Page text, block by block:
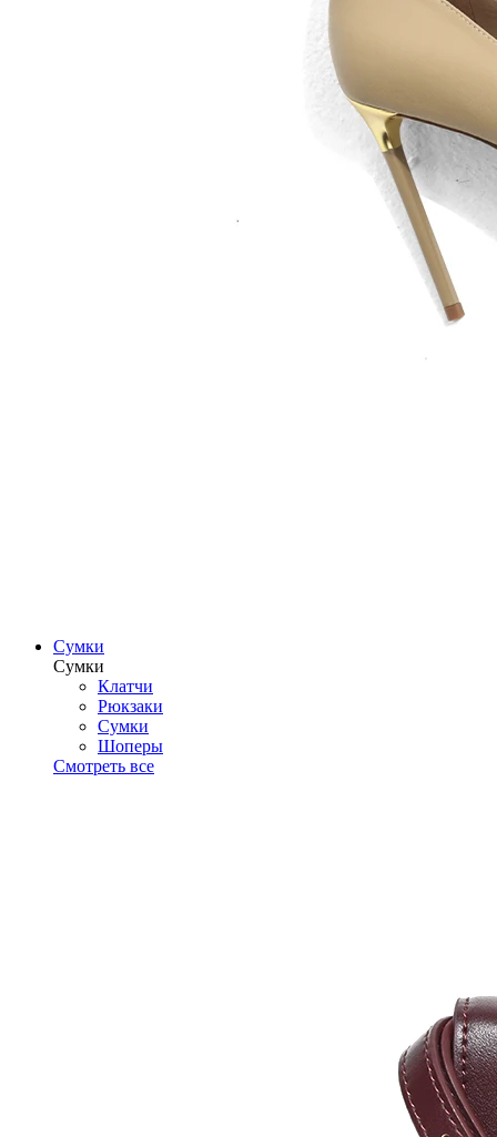
Сумки
Сумки
Клатчи
Рюкзаки
Сумки
Шоперы
Смотреть все